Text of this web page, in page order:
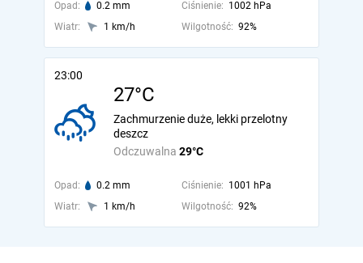
Opad: 0.2 mm Ciśnienie: 1002 hPa
Wiatr:
1 km/h Wilgotność: 92%
23:00
27°C
Odczuwalna 29°C
Zachmurzenie duże, lekki przelotny
deszcz
Opad: 0.2 mm Ciśnienie: 1001 hPa
Wiatr:
1 km/h Wilgotność: 92%